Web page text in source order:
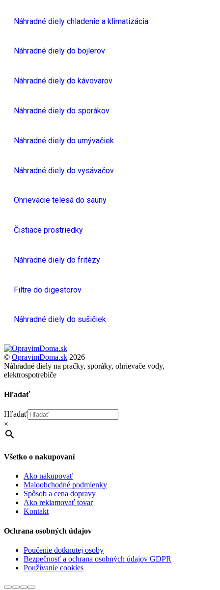
Náhradné diely chladenie a klimatizácia
Náhradné diely do bojlerov
Náhradné diely do kávovarov
Náhradné diely do sporákov
Náhradné diely do umývačiek
Náhradné diely do vysávačov
Ohrievacie telesá do sauny
Čistiace prostriedky
Náhradné diely do fritézy
Filtre do digestorov
Náhradné diely do sušičiek
Back
To
Top
© OpravimDoma.sk 2026
Náhradné diely na pračky, sporáky, ohrievače vody,
elektrospotrebiče
Hľadať
Hľadať
×
Všetko o nakupovaní
Ako nakupovať
Maloobchodné podmienky
Spôsob a cena dopravy
Ako reklamovať tovar
Kontakt
Ochrana osobných údajov
Poučenie dotknutej osoby
Bezpečnosť a ochrana osobných údajov GDPR
Používanie cookies